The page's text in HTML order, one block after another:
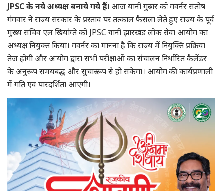
JPSC के नये अध्यक्ष बनाये गये हैं। आज यानी गुरुवार को गवर्नर संतोष
गंगवार ने राज्य सरकार के प्रस्ताव पर तत्काल फैसला लेते हुए राज्य के पूर्व
मुख्य सचिव एल खियांग्ते को JPSC यानी झारखंड लोक सेवा आयोग का
अध्यक्ष नियुक्त किया। गवर्नर का मानना है कि राज्य में नियुक्ति प्रक्रिया
तेज होगी और आयोग द्वारा सभी परीक्षाओं का संचालन निर्धारित कैलेंडर
के अनुरूप समयबद्ध और सुचारु रूप से हो सकेगा। आयोग की कार्यप्रणाली
में गति एवं पारदर्शिता आएगी।